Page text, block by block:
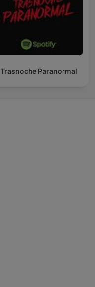
Trasnoche Paranormal